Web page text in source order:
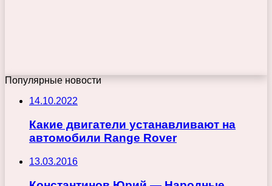
Популярные новости
14.10.2022
Какие двигатели устанавливают на
автомобили Range Rover
13.03.2016